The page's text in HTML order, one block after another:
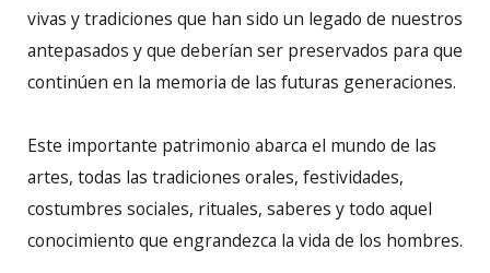
vivas y tradiciones que han sido un legado de nuestros
antepasados y que deberían ser preservados para que
continúen en la memoria de las futuras generaciones.
Este importante patrimonio abarca el mundo de las
artes, todas las tradiciones orales, festividades,
costumbres sociales, rituales, saberes y todo aquel
conocimiento que engrandezca la vida de los hombres.